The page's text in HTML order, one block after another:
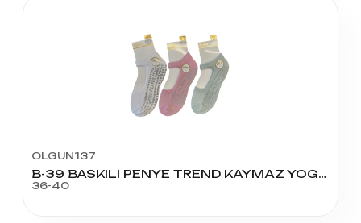
OLGUN137
B-39 BASKILI PENYE TREND KAYMAZ YOGA BABET
36-40